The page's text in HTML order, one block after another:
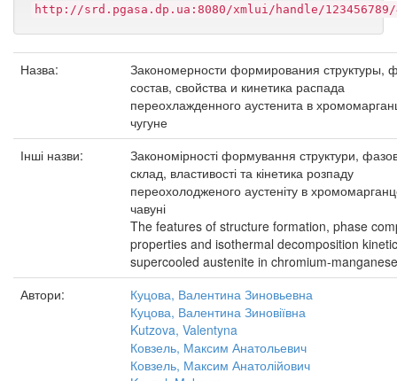
http://srd.pgasa.dp.ua:8080/xmlui/handle/123456789/
Назва:
Закономерности формирования структуры,
состав, свойства и кинетика распада
переохлажденного аустенита в
чугуне
Інші назви:
Закономірності формування структури,
склад, властивості та кінетика розпаду
переохолодженого аустеніту в
чавуні
The features of structure formation, phase
properties and isothermal decomposition
supercooled austenite in chromium-
Автори:
Куцова, Валентина Зиновьевна
Куцова, Валентина Зиновіївна
Kutzova, Valentyna
Ковзель, Максим Анатольевич
Ковзель, Максим Анатолійович